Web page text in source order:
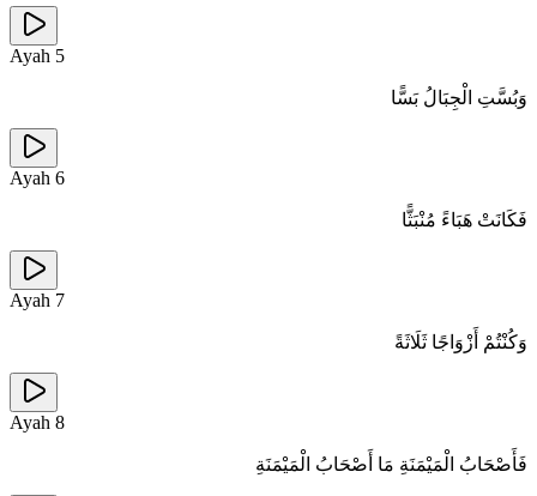
Ayah 5
وَبُسَّتِ الْجِبَالُ بَسًّا
Ayah 6
فَكَانَتْ هَبَاءً مُنْبَثًّا
Ayah 7
وَكُنْتُمْ أَزْوَاجًا ثَلَاثَةً
Ayah 8
فَأَصْحَابُ الْمَيْمَنَةِ مَا أَصْحَابُ الْمَيْمَنَةِ